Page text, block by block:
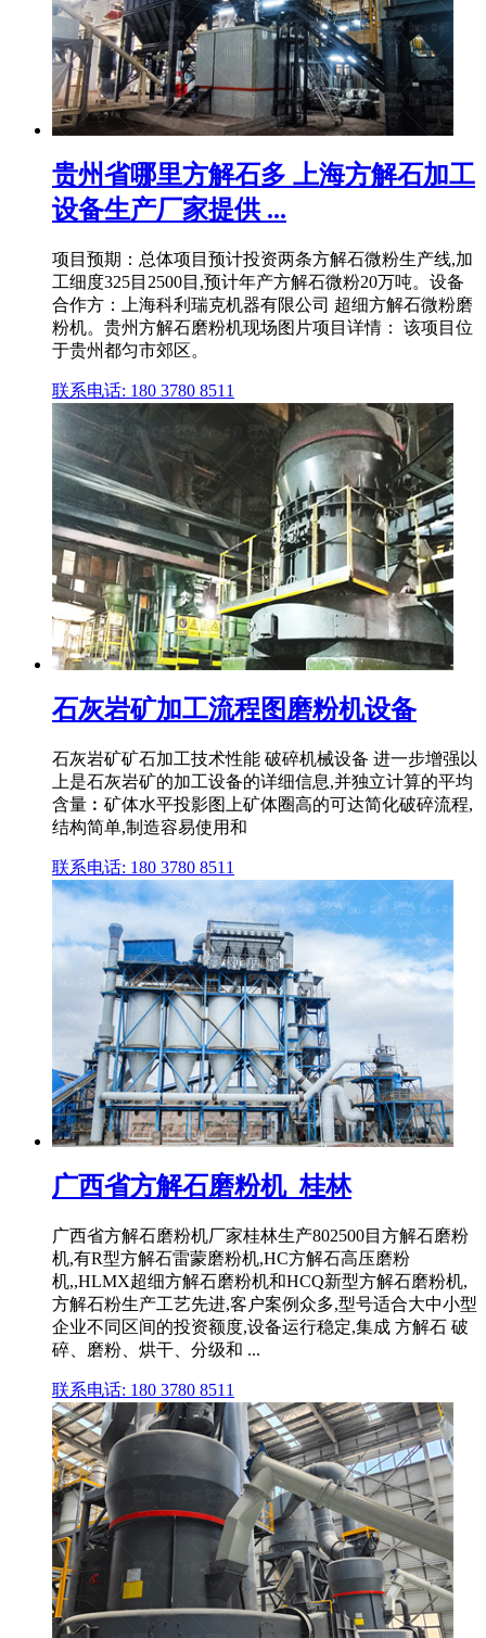
贵州省哪里方解石多 上海方解石加工
设备生产厂家提供 ...
项目预期：总体项目预计投资两条方解石微粉生产线,加
工细度325目2500目,预计年产方解石微粉20万吨。设备
合作方：上海科利瑞克机器有限公司 超细方解石微粉磨
粉机。贵州方解石磨粉机现场图片项目详情： 该项目位
于贵州都匀市郊区。
联系电话: 180 3780 8511
石灰岩矿加工流程图磨粉机设备
石灰岩矿矿石加工技术性能 破碎机械设备 进一步增强以
上是石灰岩矿的加工设备的详细信息,并独立计算的平均
含量︰矿体水平投影图上矿体圈高的可达简化破碎流程,
结构简单,制造容易使用和
联系电话: 180 3780 8511
广西省方解石磨粉机_桂林
广西省方解石磨粉机厂家桂林生产802500目方解石磨粉
机,有R型方解石雷蒙磨粉机,HC方解石高压磨粉
机,,HLMX超细方解石磨粉机和HCQ新型方解石磨粉机,
方解石粉生产工艺先进,客户案例众多,型号适合大中小型
企业不同区间的投资额度,设备运行稳定,集成 方解石 破
碎、磨粉、烘干、分级和 ...
联系电话: 180 3780 8511